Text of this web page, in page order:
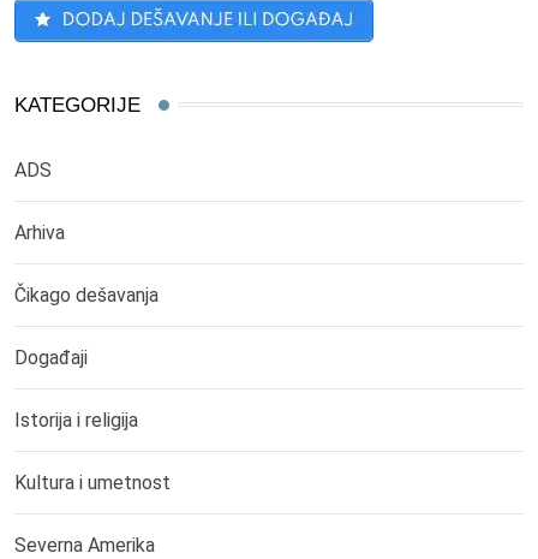
KATEGORIJE
ADS
Arhiva
Čikago dešavanja
Događaji
Istorija i religija
Kultura i umetnost
Severna Amerika